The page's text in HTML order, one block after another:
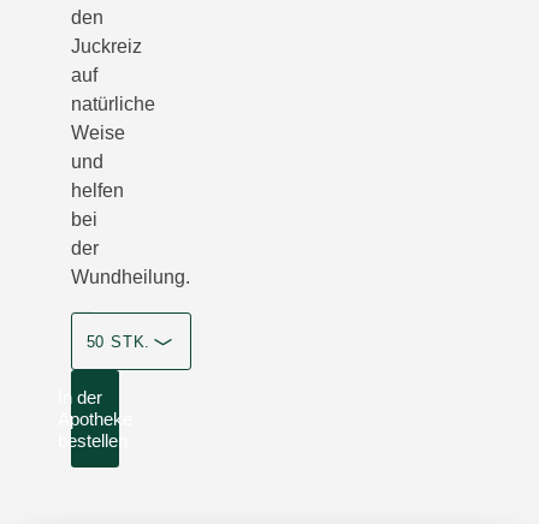
den
Juckreiz
auf
natürliche
Weise
und
helfen
bei
der
Wundheilung.
50 STK.
In der
Apotheke
bestellen